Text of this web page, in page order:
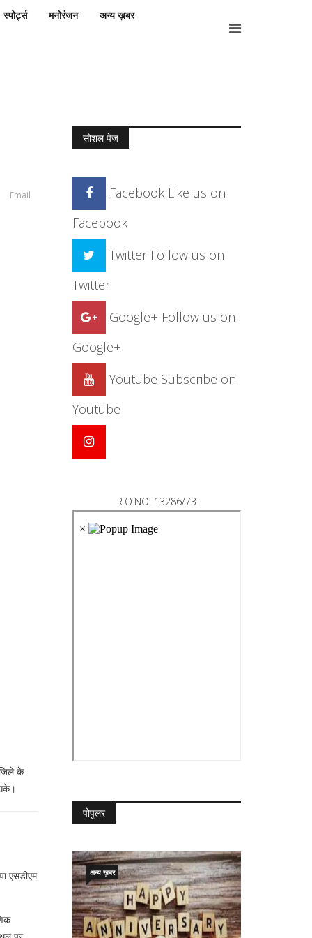
स्पोर्ट्स मनोरंजन अन्य ख़बर
Email
के
एसडीएम
सोशल पेज
Facebook Like us on
Facebook
Twitter Follow us on
Twitter
Google+ Follow us on
Google+
Youtube Subscribe on
Youtube
R.O.NO. 13286/73
पोपुलर
अन्य ख़बर